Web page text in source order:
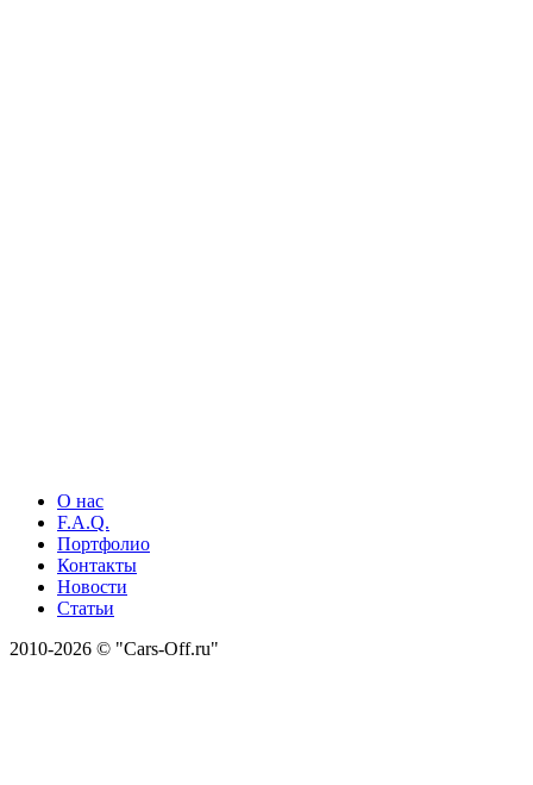
О нас
F.A.Q.
Портфолио
Контакты
Новости
Статьи
2010-2026 © "Cars-Off.ru"